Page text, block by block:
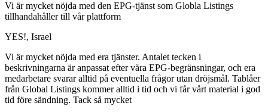
Vi är mycket nöjda med den EPG-tjänst som Globla Listings
tillhandahåller till vår plattform
YES!, Israel
Vi är mycket nöjda med era tjänster. Antalet tecken i
beskrivningarna är anpassat efter våra EPG-begränsningar, och era
medarbetare svarar alltid på eventuella frågor utan dröjsmål. Tablåer
från Global Listings kommer alltid i tid och vi får vårt material i god
tid före sändning. Tack så mycket